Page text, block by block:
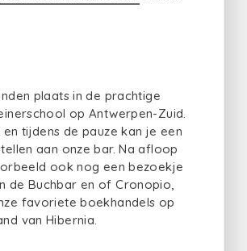
plaats in de prachtige
op Antwerpen-Zuid.
tijdens de pauze kan je een
aan onze bar. Na afloop
ook nog een bezoekje
de Buchbar en of Cronopio,
favoriete boekhandels op
van Hibernia.